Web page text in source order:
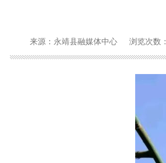
来源：永靖县融媒体中心 浏览次数：